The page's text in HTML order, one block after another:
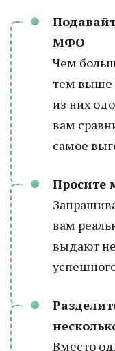
МФО
Чем
тем выше
из них
вам
самое
Просите
вам
выдают
Вместо